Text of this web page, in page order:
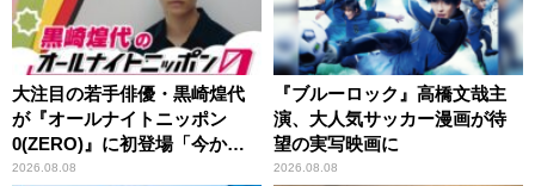
大注目の若手俳優・黒崎煌代
が『オールナイトニッポン
0(ZERO)』に初登場「今から
とてもワクワクしておりま
2026.08.08
『ブルーロック』高橋文哉主
演、大人気サッカー漫画が待
望の実写映画に
2026.08.08